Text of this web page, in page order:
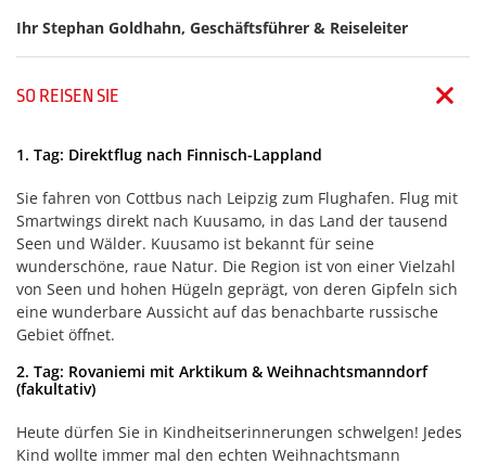
Ihr Stephan Goldhahn, Geschäftsführer & Reiseleiter
SO REISEN SIE
1. Tag: Direktflug nach Finnisch-Lappland
Sie fahren von Cottbus nach Leipzig zum Flughafen. Flug mit
Smartwings direkt nach Kuusamo, in das Land der tausend
Seen und Wälder. Kuusamo ist bekannt für seine
wunderschöne, raue Natur. Die Region ist von einer Vielzahl
von Seen und hohen Hügeln geprägt, von deren Gipfeln sich
eine wunderbare Aussicht auf das benachbarte russische
Gebiet öffnet.
2. Tag: Rovaniemi mit Arktikum & Weihnachtsmanndorf
(fakultativ)
Heute dürfen Sie in Kindheitserinnerungen schwelgen! Jedes
Kind wollte immer mal den echten Weihnachtsmann